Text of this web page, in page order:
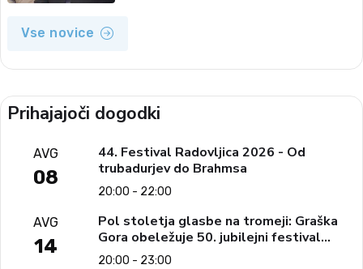
Vse novice
Prihajajoči dogodki
AVG
08
44. Festival Radovljica 2026 - Od
trubadurjev do Brahmsa
20:00 - 22:00
AVG
14
Pol stoletja glasbe na tromeji: Graška
Gora obeležuje 50. jubilejni festival
narodno-zabavne glasbe
20:00 - 23:00